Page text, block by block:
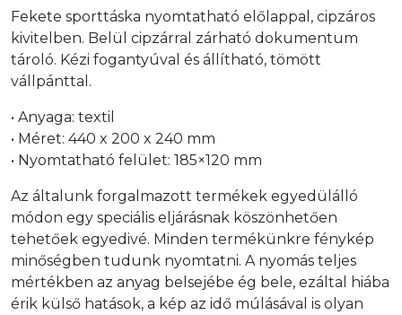
Fekete sporttáska nyomtatható előlappal, cipzáros
kivitelben. Belül cipzárral zárható dokumentum
tároló. Kézi fogantyúval és állítható, tömött
vállpánttal.
• Anyaga: textil
• Méret: 440 x 200 x 240 mm
• Nyomtatható felület: 185×120 mm
Az általunk forgalmazott termékek egyedülálló
módon egy speciális eljárásnak köszönhetően
tehetőek egyedivé. Minden termékünkre fénykép
minőségben tudunk nyomtatni. A nyomás teljes
mértékben az anyag belsejébe ég bele, ezáltal hiába
érik külső hatások, a kép az idő múlásával is olyan